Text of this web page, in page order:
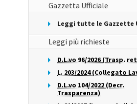
Gazzetta Ufficiale
Leggi tutte le Gazzette
Leggi più richieste
D.L.vo 96/2026 (Trasp.
L. 203/2024 (Collegato
D.L.vo 104/2022 (Decr.
Trasparenza)